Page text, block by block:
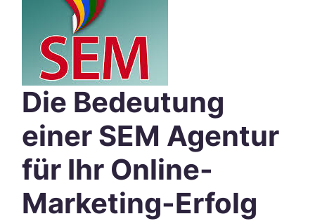
Die Bedeutung
einer SEM Agentur
für Ihr Online-
Marketing-Erfolg